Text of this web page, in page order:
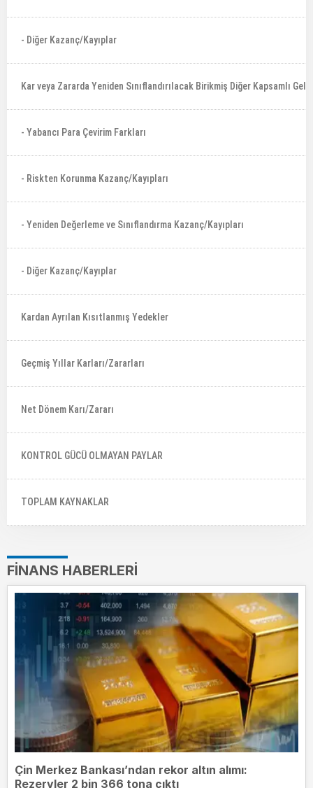
- Diğer Kazanç/Kayıplar
Kar veya Zararda Yeniden Sınıflandırılacak Birikmiş Diğer Kapsamlı
- Yabancı Para Çevirim Farkları
- Riskten Korunma Kazanç/Kayıpları
- Yeniden Değerleme ve Sınıflandırma Kazanç/Kayıpları
- Diğer Kazanç/Kayıplar
Kardan Ayrılan Kısıtlanmış Yedekler
Geçmiş Yıllar Karları/Zararları
Net Dönem Karı/Zararı
KONTROL GÜCÜ OLMAYAN PAYLAR
TOPLAM KAYNAKLAR
FINANS HABERLERI
Çin Merkez Bankası’ndan rekor altın alımı:
Rezervler 2 bin 366 tona çıktı